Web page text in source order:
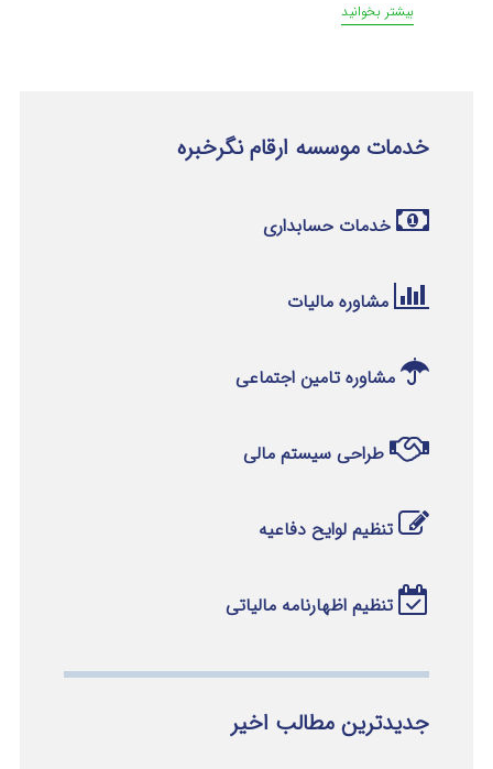
بیشتر بخوانید
خدمات موسسه ارقام نگرخبره
خدمات حسابداری
مشاوره مالیات
مشاوره تامین اجتماعی
طراحی سیستم مالی
تنظیم لوایح دفاعیه
تنظیم اظهارنامه مالیاتی
جدیدترین مطالب اخیر